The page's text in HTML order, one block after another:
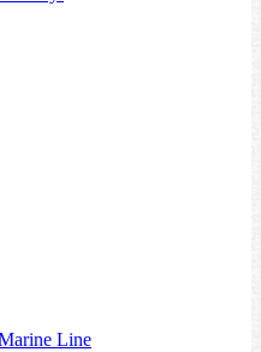
Line